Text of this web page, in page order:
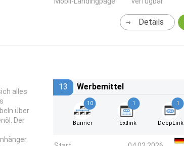
Details
alles
über
Der
13 Werbemittel
10
Banner
1
Textlink
1
DeepLink